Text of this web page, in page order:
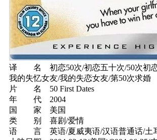
译 名 初恋50次/初恋五十次/50次初恋
我的失忆女友/我的失恋女友/第50次求婚
片 名 50 First Dates
年 代 2004
国 家 美国
类 别 喜剧/爱情
语 言 英语/夏威夷语/汉语普通话/土